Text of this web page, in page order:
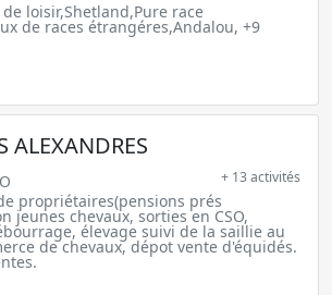
loisir,Shetland,Pure race
de races étrangéres,Andalou, +9
ALEXANDRES
+ 13 activités
propriétaires(pensions prés
jeunes chevaux, sorties en CSO,
élevage suivi de la saillie au
de chevaux, dépot vente d'équidés.